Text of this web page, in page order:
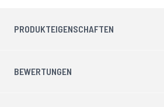
PRODUKTEIGENSCHAFTEN
BEWERTUNGEN